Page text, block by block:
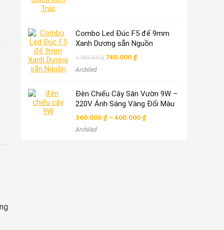
Combo Led Đúc F5 đế 9mm
Xanh Dương sẵn Nguồn
1.480.000₫ Giá
740.000 ₫Giá
Archiled
Đèn Chiếu Cây Sân Vườn 9W –
220V Ánh Sáng Vàng Đổi Màu
360.000 ₫ – 400.000 ₫Khoảng
Archiled